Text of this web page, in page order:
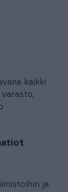
kaikki
varasto,
ja